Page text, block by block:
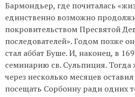
Бармондьер, где почиталась
единственно возможно
покровительством Пресвятой
последователей». Годом позже
стал аббат Буше. И, наконец, в
семинарию св. Сульпиция.
через несколько месяцев
посещать Сорбонну ради одних